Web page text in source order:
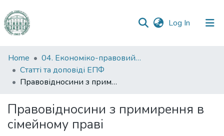
Log In (current)
Communities
&
Collections
Statistics
Home
04. Економіко-правовий факультет
Статті та доповіді ЕПФ
Правовідносини з примирення в сімейному праві
Правовідносини з примирення в
сімейному праві